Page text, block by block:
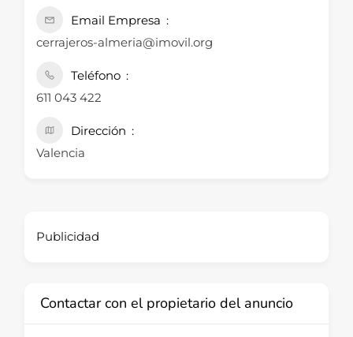
Email Empresa
cerrajeros-almeria@imovil.org
Teléfono
611 043 422
Dirección
Valencia
Publicidad
Contactar con el propietario del anuncio